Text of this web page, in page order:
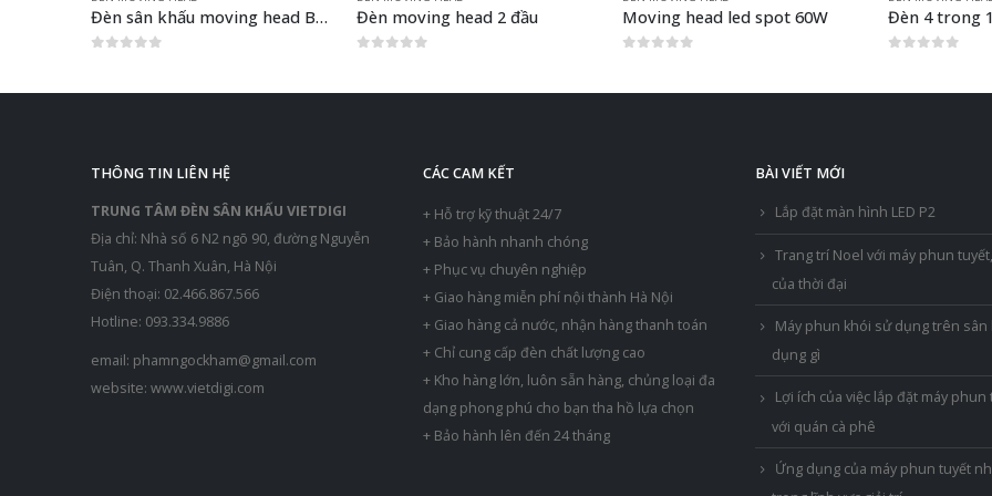
Đèn moving head 2 đầu Moving head led spot 60W Đèn 4 trong 1 xạ thủ sniper 2R
THÔNG TIN LIÊN HỆ
TRUNG TÂM ĐÈN SÂN KHẤU VIETDIGI
Địa chỉ: Nhà số 6 N2 ngõ 90, đường Nguyễn
Tuân, Q. Thanh Xuân, Hà Nội
Điện thoại: 02.466.867.566
Hotline: 093.334.9886
email: phamngockham@gmail.com
website: www.vietdigi.com
CÁC CAM KẾT
+ Hỗ trợ kỹ thuật 24/7
+ Bảo hành nhanh chóng
+ Phục vụ chuyên nghiệp
+ Giao hàng miễn phí nội thành Hà Nội
+ Giao hàng cả nước, nhận hàng thanh toán
+ Chỉ cung cấp đèn chất lượng cao
+ Kho hàng lớn, luôn sẵn hàng, chủng loại đa
dạng phong phú cho bạn tha hồ lựa chọn
+ Bảo hành lên đến 24 tháng
BÀI VIẾT MỚI
Lắp đặt màn hình LED P2
Trang trí Noel với máy phun
của thời đại
Máy phun khói sử dụng trên sân
dụng gì
Lợi ích của việc lắp đặt máy phun
với quán cà phê
Ứng dụng của máy phun tuyết